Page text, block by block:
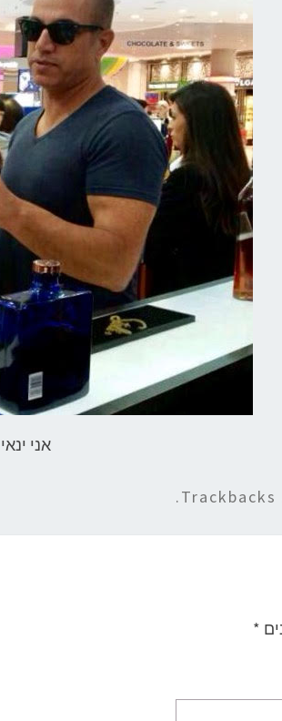
אני
Trackbacks
.
*